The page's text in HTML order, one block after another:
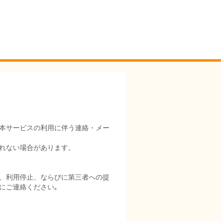
サービスの利用に伴う連絡・メー
い場合があります。
利用停止、ならびに第三者への提
ご連絡ください｡